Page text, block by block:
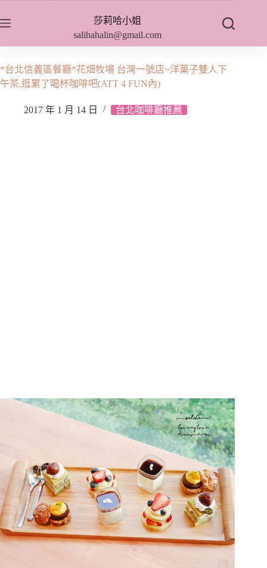
至
內
容
莎莉哈小姐
salihahalin@gmail.com
*台北信義區餐廳*花畑牧場 台灣一號店~洋菓子雙人下
午茶,逛累了喝杯咖啡吧(ATT 4 FUN內)
2017 年 1 月 14 日 台北咖啡廳推薦